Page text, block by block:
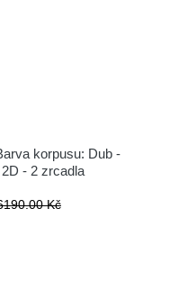
korpusu: Dub -
- 2 zrcadla
Kč